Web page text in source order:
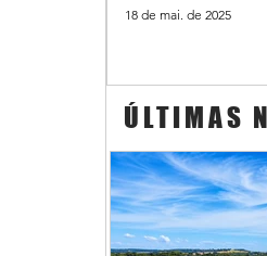
18 de mai. de 2025
ÚLTIMAS